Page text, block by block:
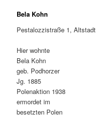
Bela Kohn
Pestalozzistraße 1, Altstadt
Hier wohnte
Bela Kohn
geb. Podhorzer
Jg. 1885
Polenaktion 1938
ermordet im
besetzten Polen